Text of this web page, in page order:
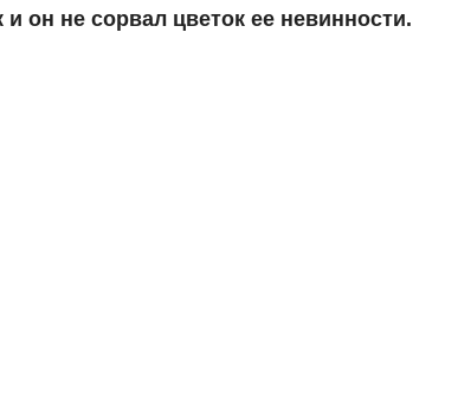
он не сорвал цветок ее невинности.